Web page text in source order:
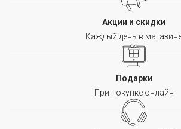
Акции и скидки
Каждый день в
Подарки
При покупке онлайн